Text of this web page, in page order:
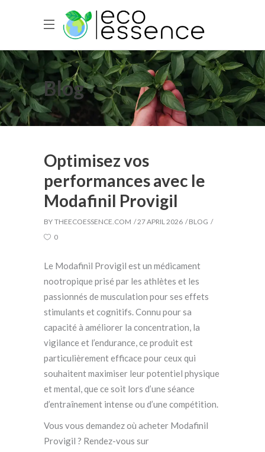
Blog
Optimisez vos
performances avec le
Modafinil Provigil
BY THEECOESSENCE.COM 27 APRIL 2026
BLOG
0
Le Modafinil Provigil est un médicament
nootropique prisé par les athlètes et les
passionnés de musculation pour ses effets
stimulants et cognitifs. Connu pour sa
capacité à améliorer la concentration, la
vigilance et l’endurance, ce produit est
particulièrement efficace pour ceux qui
souhaitent maximiser leur potentiel physique
et mental, que ce soit lors d’une séance
d’entraînement intense ou d’une compétition.
Vous vous demandez où acheter Modafinil
Provigil ? Rendez-vous sur